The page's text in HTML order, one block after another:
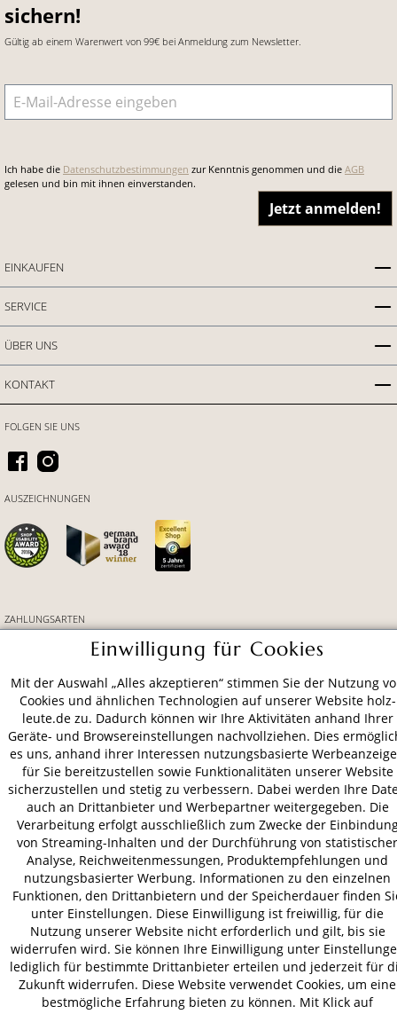
sichern!
Gültig ab einem Warenwert von 99€ bei Anmeldung zum Newsletter.
E-Mail-Adresse
Ich habe die Datenschutzbestimmungen zur Kenntnis genommen und die AGB
gelesen und bin mit ihnen einverstanden.
Jetzt anmelden!
EINKAUFEN
SERVICE
ÜBER UNS
KONTAKT
ZAHLUNGSARTEN
FOLGEN SIE UNS
AUSZEICHNUNGEN
AGB Datenschutz
Impressum
© 2026 HOLZ-LEUTE
* Alle Preise inkl. gesetzl. Mehrwertsteuer zzgl.Versandkosten.
Einwilligung für Cookies
Mit der Auswahl „Alles akzeptieren“ stimmen Sie der Nutzung
Cookies und ähnlichen Technologien auf unserer Website holz-
leute.de zu. Dadurch können wir Ihre Aktivitäten anhand Ihrer
Geräte- und Browsereinstellungen nachvollziehen. Dies
es uns, anhand ihrer Interessen nutzungsbasierte
für Sie bereitzustellen sowie Funktionalitäten unserer Website
sicherzustellen und stetig zu verbessern. Dabei werden Ihre
auch an Drittanbieter und Werbepartner weitergegeben. Die
Verarbeitung erfolgt ausschließlich zum Zwecke der
von Streaming-Inhalten und der Durchführung von statistischer
Analyse, Reichweitenmessungen, Produktempfehlungen und
nutzungsbasierter Werbung. Informationen zu den einzelnen
Funktionen, den Drittanbietern und der Speicherdauer finden
unter Einstellungen. Diese Einwilligung ist freiwillig, für die
Nutzung unserer Website nicht erforderlich und gilt, bis sie
widerrufen wird. Sie können Ihre Einwilligung unter
lediglich für bestimmte Drittanbieter erteilen und jederzeit für
Zukunft widerrufen. Diese Website verwendet Cookies, um eine
bestmögliche Erfahrung bieten zu können. Mit Klick auf